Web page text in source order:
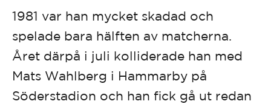
1981 var han mycket skadad och
spelade bara hälften av matcherna.
Året därpå i juli kolliderade han med
Mats Wahlberg i Hammarby på
Söderstadion och han fick gå ut redan